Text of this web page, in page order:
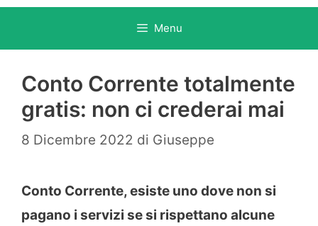
Menu
Conto Corrente totalmente
gratis: non ci crederai mai
8 Dicembre 2022 di Giuseppe
Conto Corrente, esiste uno dove non si
pagano i servizi se si rispettano alcune